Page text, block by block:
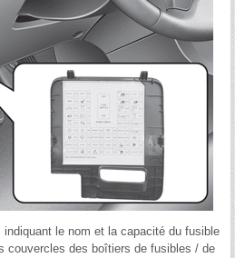
le nom et la capacité du fusible
couvercles des boîtiers de fusibles / de